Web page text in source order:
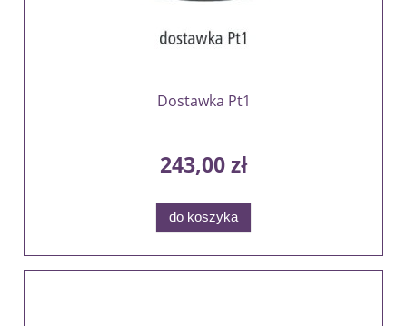
Dostawka Pt1
243,00 zł
do koszyka